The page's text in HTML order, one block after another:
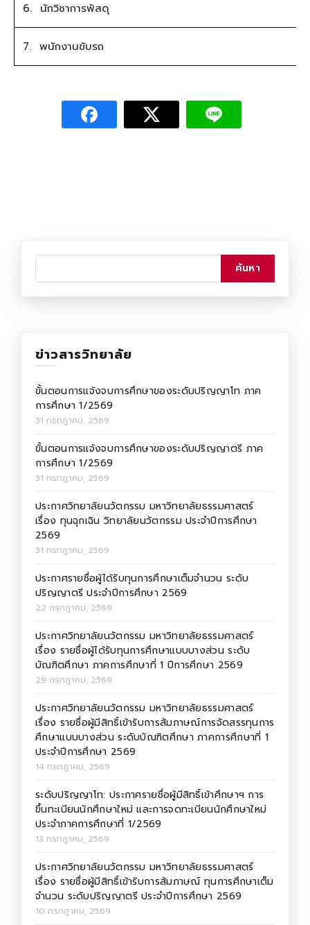
6. นักวิชาการพัสดุ
7. พนักงานขับรถ
ข่าวสารวิทยาลัย
ขั้นตอนการแจ้งจบการศึกษาของระดับปริญญาโท ภาค
การศึกษา 1/2569
31 กรกฎาคม, 2569
ขั้นตอนการแจ้งจบการศึกษาของระดับปริญญาตรี ภาค
การศึกษา 1/2569
31 กรกฎาคม, 2569
ประกาศวิทยาลัยนวัตกรรม มหาวิทยาลัยธรรมศาสตร์
เรื่อง ทุนฉุกเฉิน วิทยาลัยนวัตกรรม ประจำปีการศึกษา
2569
31 กรกฎาคม, 2569
ประกาศรายชื่อผู้ได้รับทุนการศึกษาเต็มจำนวน ระดับ
ปริญญาตรี ประจำปีการศึกษา 2569
22 กรกฎาคม, 2569
ประกาศวิทยาลัยนวัตกรรม มหาวิทยาลัยธรรมศาสตร์
เรื่อง รายชื่อผู้ได้รับทุนการศึกษาแบบบางส่วน ระดับ
บัณฑิตศึกษา ภาคการศึกษาที่ 1 ปีการศึกษา 2569
29 กรกฎาคม, 2569
ประกาศวิทยาลัยนวัตกรรม มหาวิทยาลัยธรรมศาสตร์
เรื่อง รายชื่อผู้มีสิทธิ์เข้ารับการสัมภาษณ์การจัดสรรทุนการ
ศึกษาแบบบางส่วน ระดับบัณฑิตศึกษา ภาคการศึกษาที่ 1
ประจำปีการศึกษา 2569
14 กรกฎาคม, 2569
ระดับปริญญาโท: ประกาศรายชื่อผู้มีสิทธิ์เข้าศึกษาฯ การ
ขึ้นทะเบียนนักศึกษาใหม่ และการจดทะเบียนนักศึกษาใหม่
ประจำภาคการศึกษาที่ 1/2569
13 กรกฎาคม, 2569
ประกาศวิทยาลัยนวัตกรรม มหาวิทยาลัยธรรมศาสตร์
เรื่อง รายชื่อผู้มีสิทธิ์เข้ารับการสัมภาษณ์ ทุนการศึกษาเต็ม
จำนวน ระดับปริญญาตรี ประจำปีการศึกษา 2569
10 กรกฎาคม, 2569